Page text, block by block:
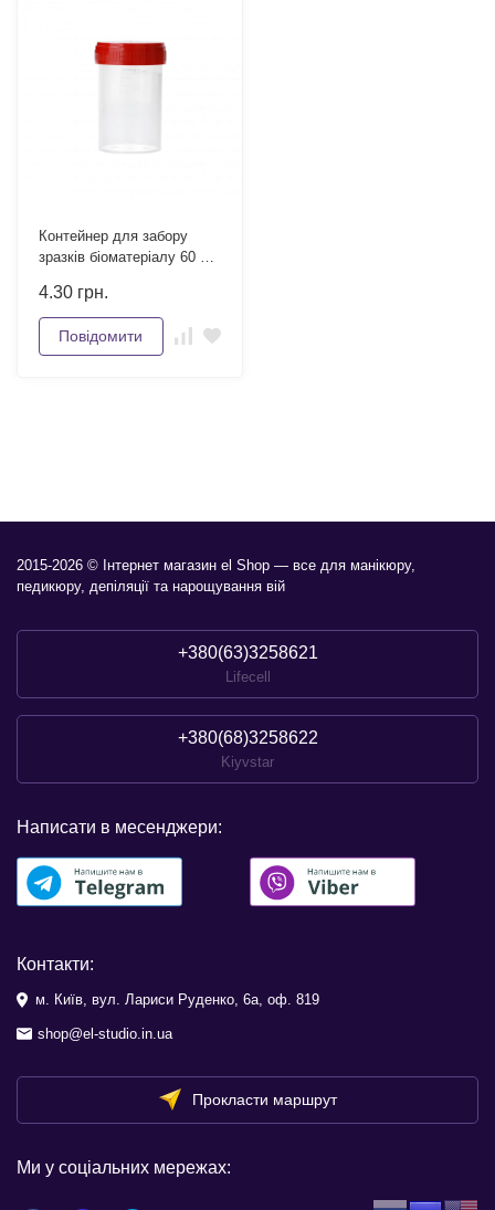
Контейнер для забору
зразків біоматеріалу 60 мл
4.30 грн.
Повідомити
2015-2026 © Інтернет магазин el Shop — все для манікюру,
педикюру, депіляції та нарощування вій
+380(63)3258621
Lifecell
+380(68)3258622
Kiyvstar
Написати в месенджери:
Контакти:
м. Київ, вул. Лариси Руденко, 6а, оф. 819
shop@el-studio.in.ua
Прокласти маршрут
Ми у соціальних мережах: